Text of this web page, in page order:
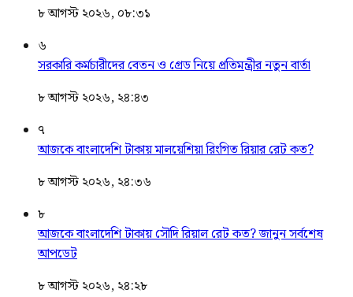
৮ আগস্ট ২০২৬, ০৮:৩১
৬
সরকারি কর্মচারীদের বেতন ও গ্রেড নিয়ে প্রতিমন্ত্রীর নতুন বার্তা
৮ আগস্ট ২০২৬, ২৪:৪৩
৭
আজকে বাংলাদেশি টাকায় মালয়েশিয়া রিংগিত রিয়ার রেট কত?
৮ আগস্ট ২০২৬, ২৪:৩৬
৮
আজকে বাংলাদেশি টাকায় সৌদি রিয়াল রেট কত? জানুন সর্বশেষ
আপডেট
৮ আগস্ট ২০২৬, ২৪:২৮